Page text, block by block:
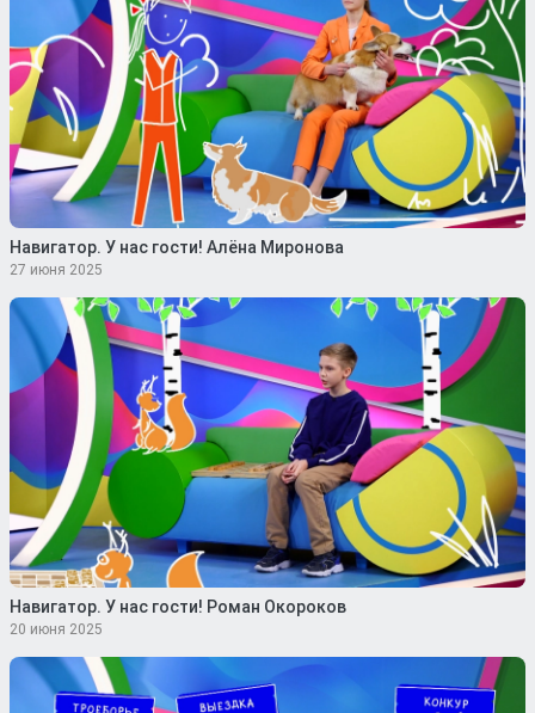
Навигатор. У нас гости! Алёна Миронова
27 июня 2025
Навигатор. У нас гости! Роман Окороков
20 июня 2025